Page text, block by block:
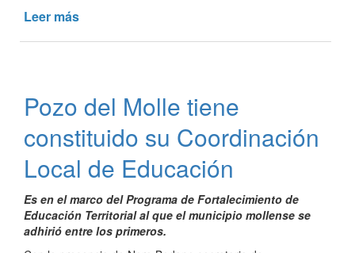
Leer más
barrios
“Ayuda
Mutua”
Pozo del Molle tiene
constituido su Coordinación
Local de Educación
Es en el marco del Programa de Fortalecimiento de
Educación Territorial al que el municipio mollense se
adhirió entre los primeros.